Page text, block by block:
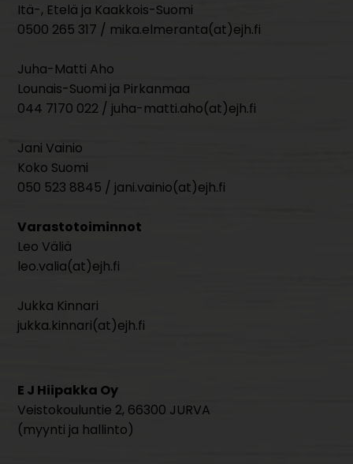
Itä-, Etelä ja Kaakkois-Suomi
0500 265 317 / mika.elmeranta(at)ejh.fi
Juha-Matti Aho
Lounais-Suomi ja Pirkanmaa
044 7170 022 / juha-matti.aho(at)ejh.fi
Jani Vainio
Koko Suomi
050 523 8845 / jani.vainio(at)ejh.fi
Varastotoiminnot
Leo Väliä
leo.valia(at)ejh.fi
Jukka Kinnari
jukka.kinnari(at)ejh.fi
E J Hiipakka Oy
Veistokouluntie 2, 66300 JURVA
(myynti ja hallinto)